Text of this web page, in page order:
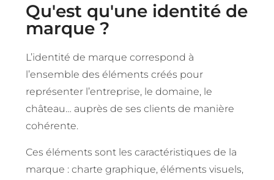
Qu'est qu'une identité de
marque ?
L’identité de marque correspond à
l’ensemble des éléments créés pour
représenter l’entreprise, le domaine, le
château… auprès de ses clients de manière
cohérente.
Ces éléments sont les caractéristiques de la
marque : charte graphique, éléments visuels,